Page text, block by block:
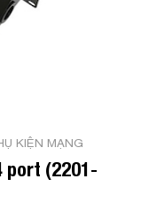
KIỆN MẠNG
port (2201-